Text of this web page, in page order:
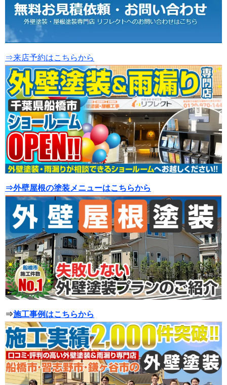
⇒来店予約はこちらから
⇒外壁屋根の塗装メニューはこちらから
⇒施工事例はこちらから